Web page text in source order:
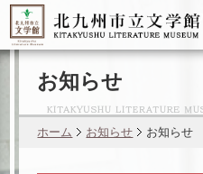
ゆかりの
お知らせ
ホーム お知らせ お知らせ